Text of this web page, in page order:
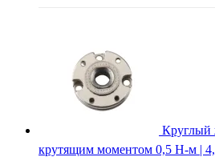
Круглый
крутящим моментом 0,5 Н-м |